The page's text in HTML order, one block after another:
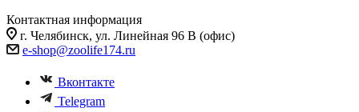
Контактная информация
г. Челябинск, ул. Линейная 96 В (офис)
e-shop@zoolife174.ru
Вконтакте
Telegram